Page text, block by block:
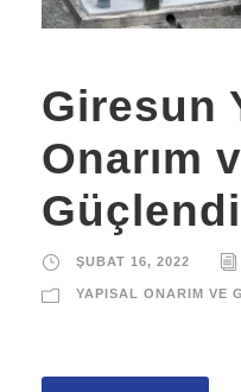
Giresun
Onarım
ŞUBAT 16, 2022
YAPISAL ONARIM VE